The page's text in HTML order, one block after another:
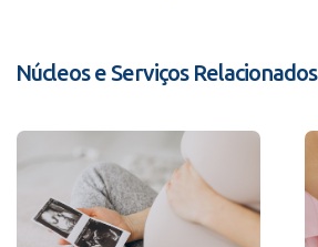
Núcleos e Serviços Relacionados